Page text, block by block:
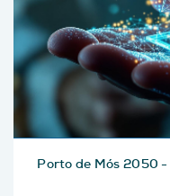
Porto de Mós 2050